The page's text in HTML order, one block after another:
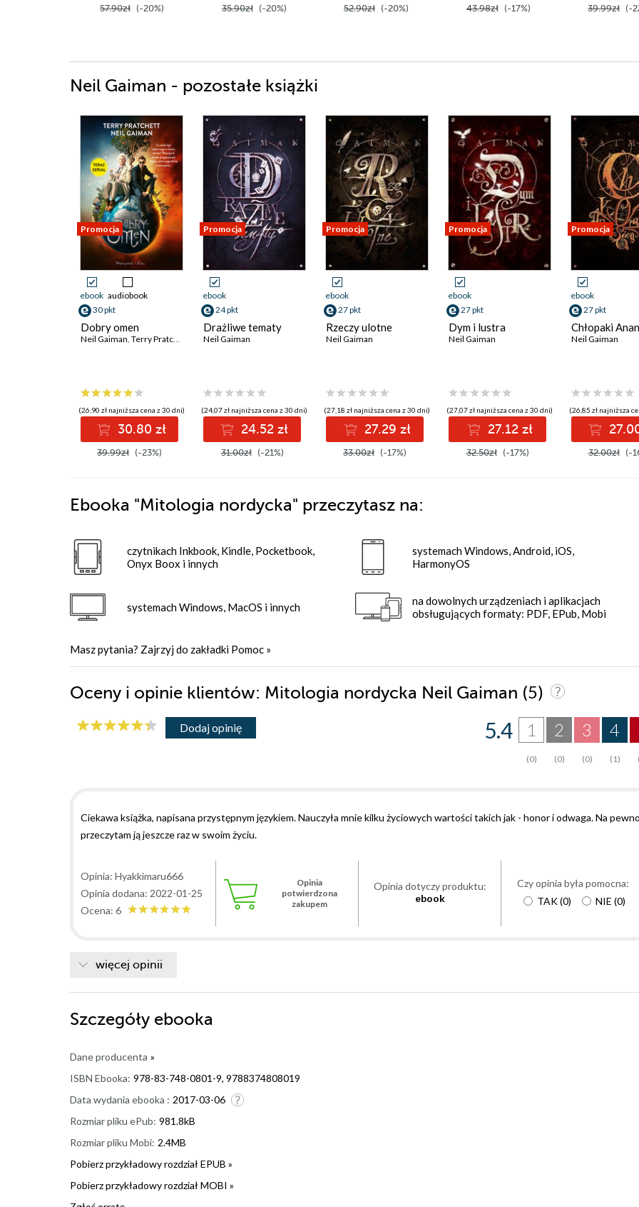
57.90zł (-20%) 35.90zł (-20%) 52.90zł (-20%) 43.98zł (-17%) 39.99zł (-
Neil Gaiman - pozostałe książki
Promocja
ebook audiobook
30 pkt
Dobry omen
Neil Gaiman, Terry Pratchett
(26,90 zł najniższa cena z 30 dni)
30.80 zł
39.99zł (-23%)
Promocja
ebook
24 pkt
Drażliwe tematy
Neil Gaiman
(24,07 zł najniższa cena z 30 dni)
24.52 zł
31.00zł (-21%)
Promocja
ebook
27 pkt
Rzeczy ulotne
Neil Gaiman
(27,18 zł najniższa cena z 30 dni)
27.29 zł
33.00zł (-17%)
Promocja
ebook
27 pkt
Dym i lustra
Neil Gaiman
(27,07 zł najniższa cena z 30 dni)
27.12 zł
32.50zł (-17%)
Promocja
ebook
27 pkt
Chłopaki
Neil Gaiman
(26,85 zł najniższa
32.00zł (-
Ebooka "Mitologia nordycka" przeczytasz na:
czytnikach Inkbook, Kindle, Pocketbook,
Onyx Boox i innych
systemach Windows, MacOS i innych
systemach Windows, Android, iOS,
HarmonyOS
na dowolnych urządzeniach i aplikacjach
obsługujących formaty: PDF, EPub, Mobi
Masz pytania? Zajrzyj do zakładki Pomoc »
Oceny i opinie klientów: Mitologia nordycka Neil Gaiman (5)
Dodaj opinię 4
(1)
3
(0)
2
(0)
1
(0)
5.4
Ciekawa książka, napisana przystępnym językiem. Nauczyła mnie kilku życiowych wartości takich jak - honor i odwaga. Na pewno
przeczytam ją jeszcze raz w swoim życiu.
Opinia: Hyakkimaru666
Opinia dodana: 2022-01-25
Ocena: 6
Opinia
potwierdzona
zakupem
Opinia dotyczy produktu:
ebook
Czy opinia była pomocna:
TAK(0) NIE (0)
więcej opinii
Szczegóły ebooka
Dane producenta »
ISBN Ebooka: 978-83-748-0801-9, 9788374808019
Data wydania ebooka : 2017-03-06
Rozmiar pliku ePub: 981.8kB
Rozmiar pliku Mobi: 2.4MB
Pobierz przykładowy rozdział EPUB »
Pobierz przykładowy rozdział MOBI »